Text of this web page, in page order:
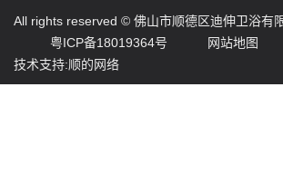
All rights reserved © 佛山市顺德区迪伸卫浴有
粤ICP备18019364号
网站地图
技术支持:顺的网络